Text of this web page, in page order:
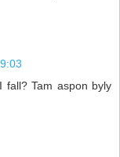
fall? Tam aspon byly